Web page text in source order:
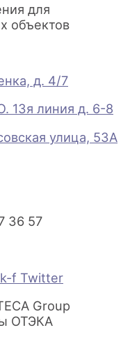
для
объектов
д. 4/7
13я линия д. 6-8
улица, 53А
36 57
f Twitter
Group
ОТЭКА